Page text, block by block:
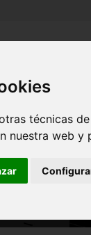
técnicas
nuestra web y